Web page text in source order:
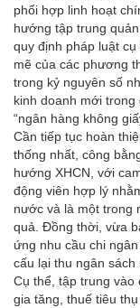
phối hợp linh hoạt
hướng tập trung
quy định pháp luật
mẽ của các phương
trong kỷ nguyên số
kinh doanh mới trong
“ngân hàng không
Cần tiếp tục hoàn
thống nhất, công
hướng XHCN, với
động viên hợp lý
nước và là một trong
quả. Đồng thời, vừa
ứng nhu cầu chi
cấu lại thu ngân
Cụ thể, tập trung vào
gia tăng, thuế tiêu